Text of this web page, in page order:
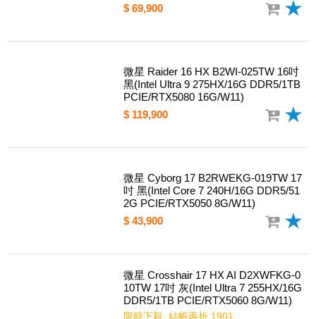
$ 94,900
微星 Prestige 16 AI+ MercedesAMG B
2VMG-084TW 16吋 銀(Intel Ultra 9 28
8V/32G LPDDR5/2TB PCIE/W11P)
$ 69,900
微星 Raider 16 HX B2WI-025TW 16吋
黑(Intel Ultra 9 275HX/16G DDR5/1TB
PCIE/RTX5080 16G/W11)
$ 119,900
微星 Cyborg 17 B2RWEKG-019TW 17
吋 黑(Intel Core 7 240H/16G DDR5/51
2G PCIE/RTX5050 8G/W11)